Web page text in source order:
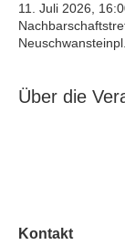
11. Juli 2026,
Über die
Kontakt